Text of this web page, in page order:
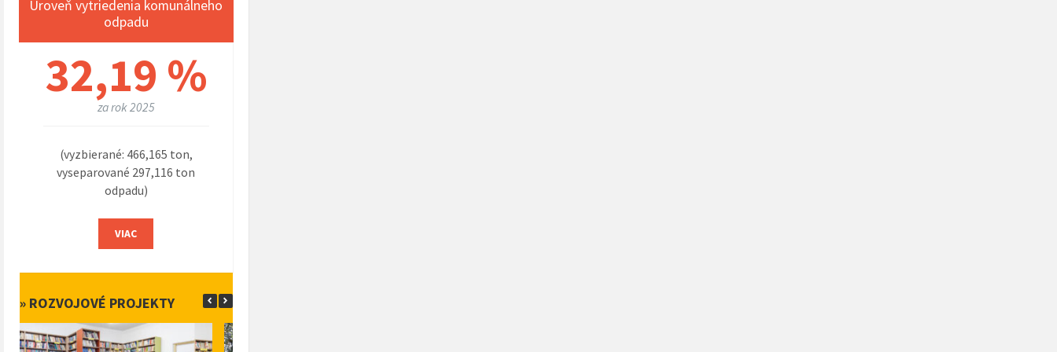
Úroveň vytriedenia komunálneho
odpadu
32,19 %
za rok 2025
(vyzbierané: 466,165 ton,
vyseparované 297,116 ton
odpadu)
VIAC
» ROZVOJOVÉ PROJEKTY